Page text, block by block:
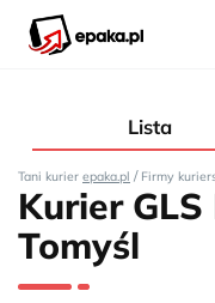
Lista
Tani kurier epaka.pl / Firmy
Kurier
Tomyśl